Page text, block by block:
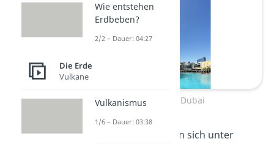
Burj Khalifa Dubai
Im Burj Khalifa befinden sich unter
Wie entstehen
Erdbeben?
2/2 – Dauer: 04:27
Die Erde
Vulkane
Vulkanismus
1/6 – Dauer: 03:38